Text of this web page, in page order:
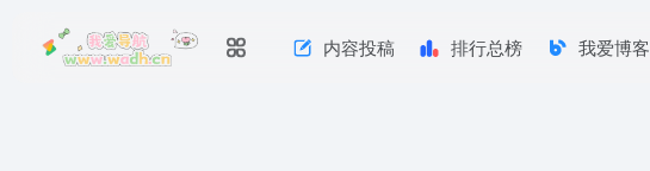
内容投稿 排行总榜 我爱博客